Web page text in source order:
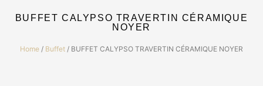
BUFFET CALYPSO TRAVERTIN CÉRAMIQUE
NOYER
Home / Buffet / BUFFET CALYPSO TRAVERTIN CÉRAMIQUE NOYER